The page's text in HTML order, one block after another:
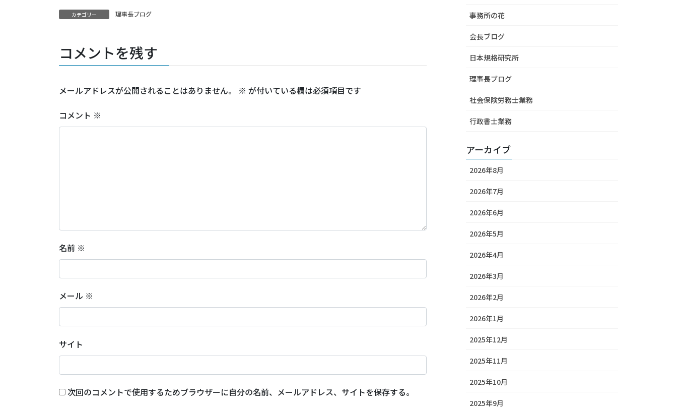
カテゴリー 理事長ブログ
コメントを残す
メールアドレスが公開されることはありません。 ※ が付いている欄は必須項目です
コメント ※
名前 ※
メール ※
サイト
次回のコメントで使用するためブラウザーに自分の名前、メールアドレス、サイトを保存する。
事務所の花
会長ブログ
日本規格研究所
理事長ブログ
社会保険労務士業務
行政書士業務
アーカイブ
2026年8月
2026年7月
2026年6月
2026年5月
2026年4月
2026年3月
2026年2月
2026年1月
2025年12月
2025年11月
2025年10月
2025年9月